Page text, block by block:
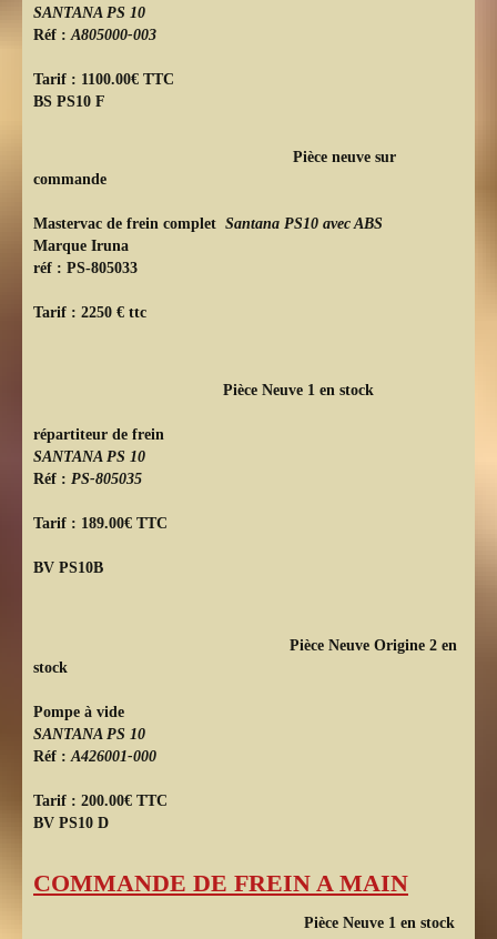
SANTANA PS 10
Réf : A805000-003
Tarif : 1100.00€ TTC
BS PS10 F
Pièce neuve sur
commande
Mastervac de frein complet Santana PS10 avec ABS
Marque Iruna
réf : PS-805033
Tarif : 2250 € ttc
Pièce Neuve 1 en stock
répartiteur de frein
SANTANA PS 10
Réf : PS-805035
Tarif : 189.00€ TTC
BV PS10B
Pièce Neuve Origine 2 en
stock
Pompe à vide
SANTANA PS 10
Réf : A426001-000
Tarif : 200.00€ TTC
BV PS10 D
COMMANDE DE FREIN A MAIN
Pièce Neuve 1 en stock